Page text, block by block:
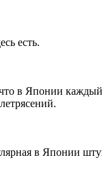
есть.
в Японии
в Японии